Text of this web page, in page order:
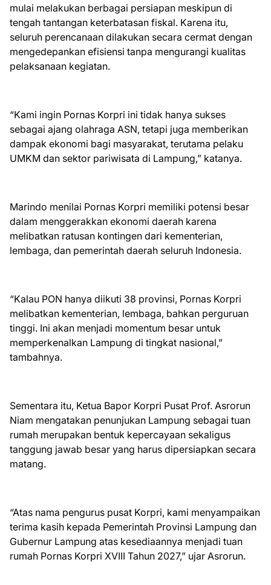
mulai melakukan berbagai persiapan meskipun di
tengah tantangan keterbatasan fiskal. Karena itu,
seluruh perencanaan dilakukan secara cermat dengan
mengedepankan efisiensi tanpa mengurangi kualitas
pelaksanaan kegiatan.
“Kami ingin Pornas Korpri ini tidak hanya sukses
sebagai ajang olahraga ASN, tetapi juga memberikan
dampak ekonomi bagi masyarakat, terutama pelaku
UMKM dan sektor pariwisata di Lampung,” katanya.
Marindo menilai Pornas Korpri memiliki potensi besar
dalam menggerakkan ekonomi daerah karena
melibatkan ratusan kontingen dari kementerian,
lembaga, dan pemerintah daerah seluruh Indonesia.
“Kalau PON hanya diikuti 38 provinsi, Pornas Korpri
melibatkan kementerian, lembaga, bahkan perguruan
tinggi. Ini akan menjadi momentum besar untuk
memperkenalkan Lampung di tingkat nasional,”
tambahnya.
Sementara itu, Ketua Bapor Korpri Pusat Prof. Asrorun
Niam mengatakan penunjukan Lampung sebagai tuan
rumah merupakan bentuk kepercayaan sekaligus
tanggung jawab besar yang harus dipersiapkan secara
matang.
“Atas nama pengurus pusat Korpri, kami menyampaikan
terima kasih kepada Pemerintah Provinsi Lampung dan
Gubernur Lampung atas kesediaannya menjadi tuan
rumah Pornas Korpri XVIII Tahun 2027,” ujar Asrorun.